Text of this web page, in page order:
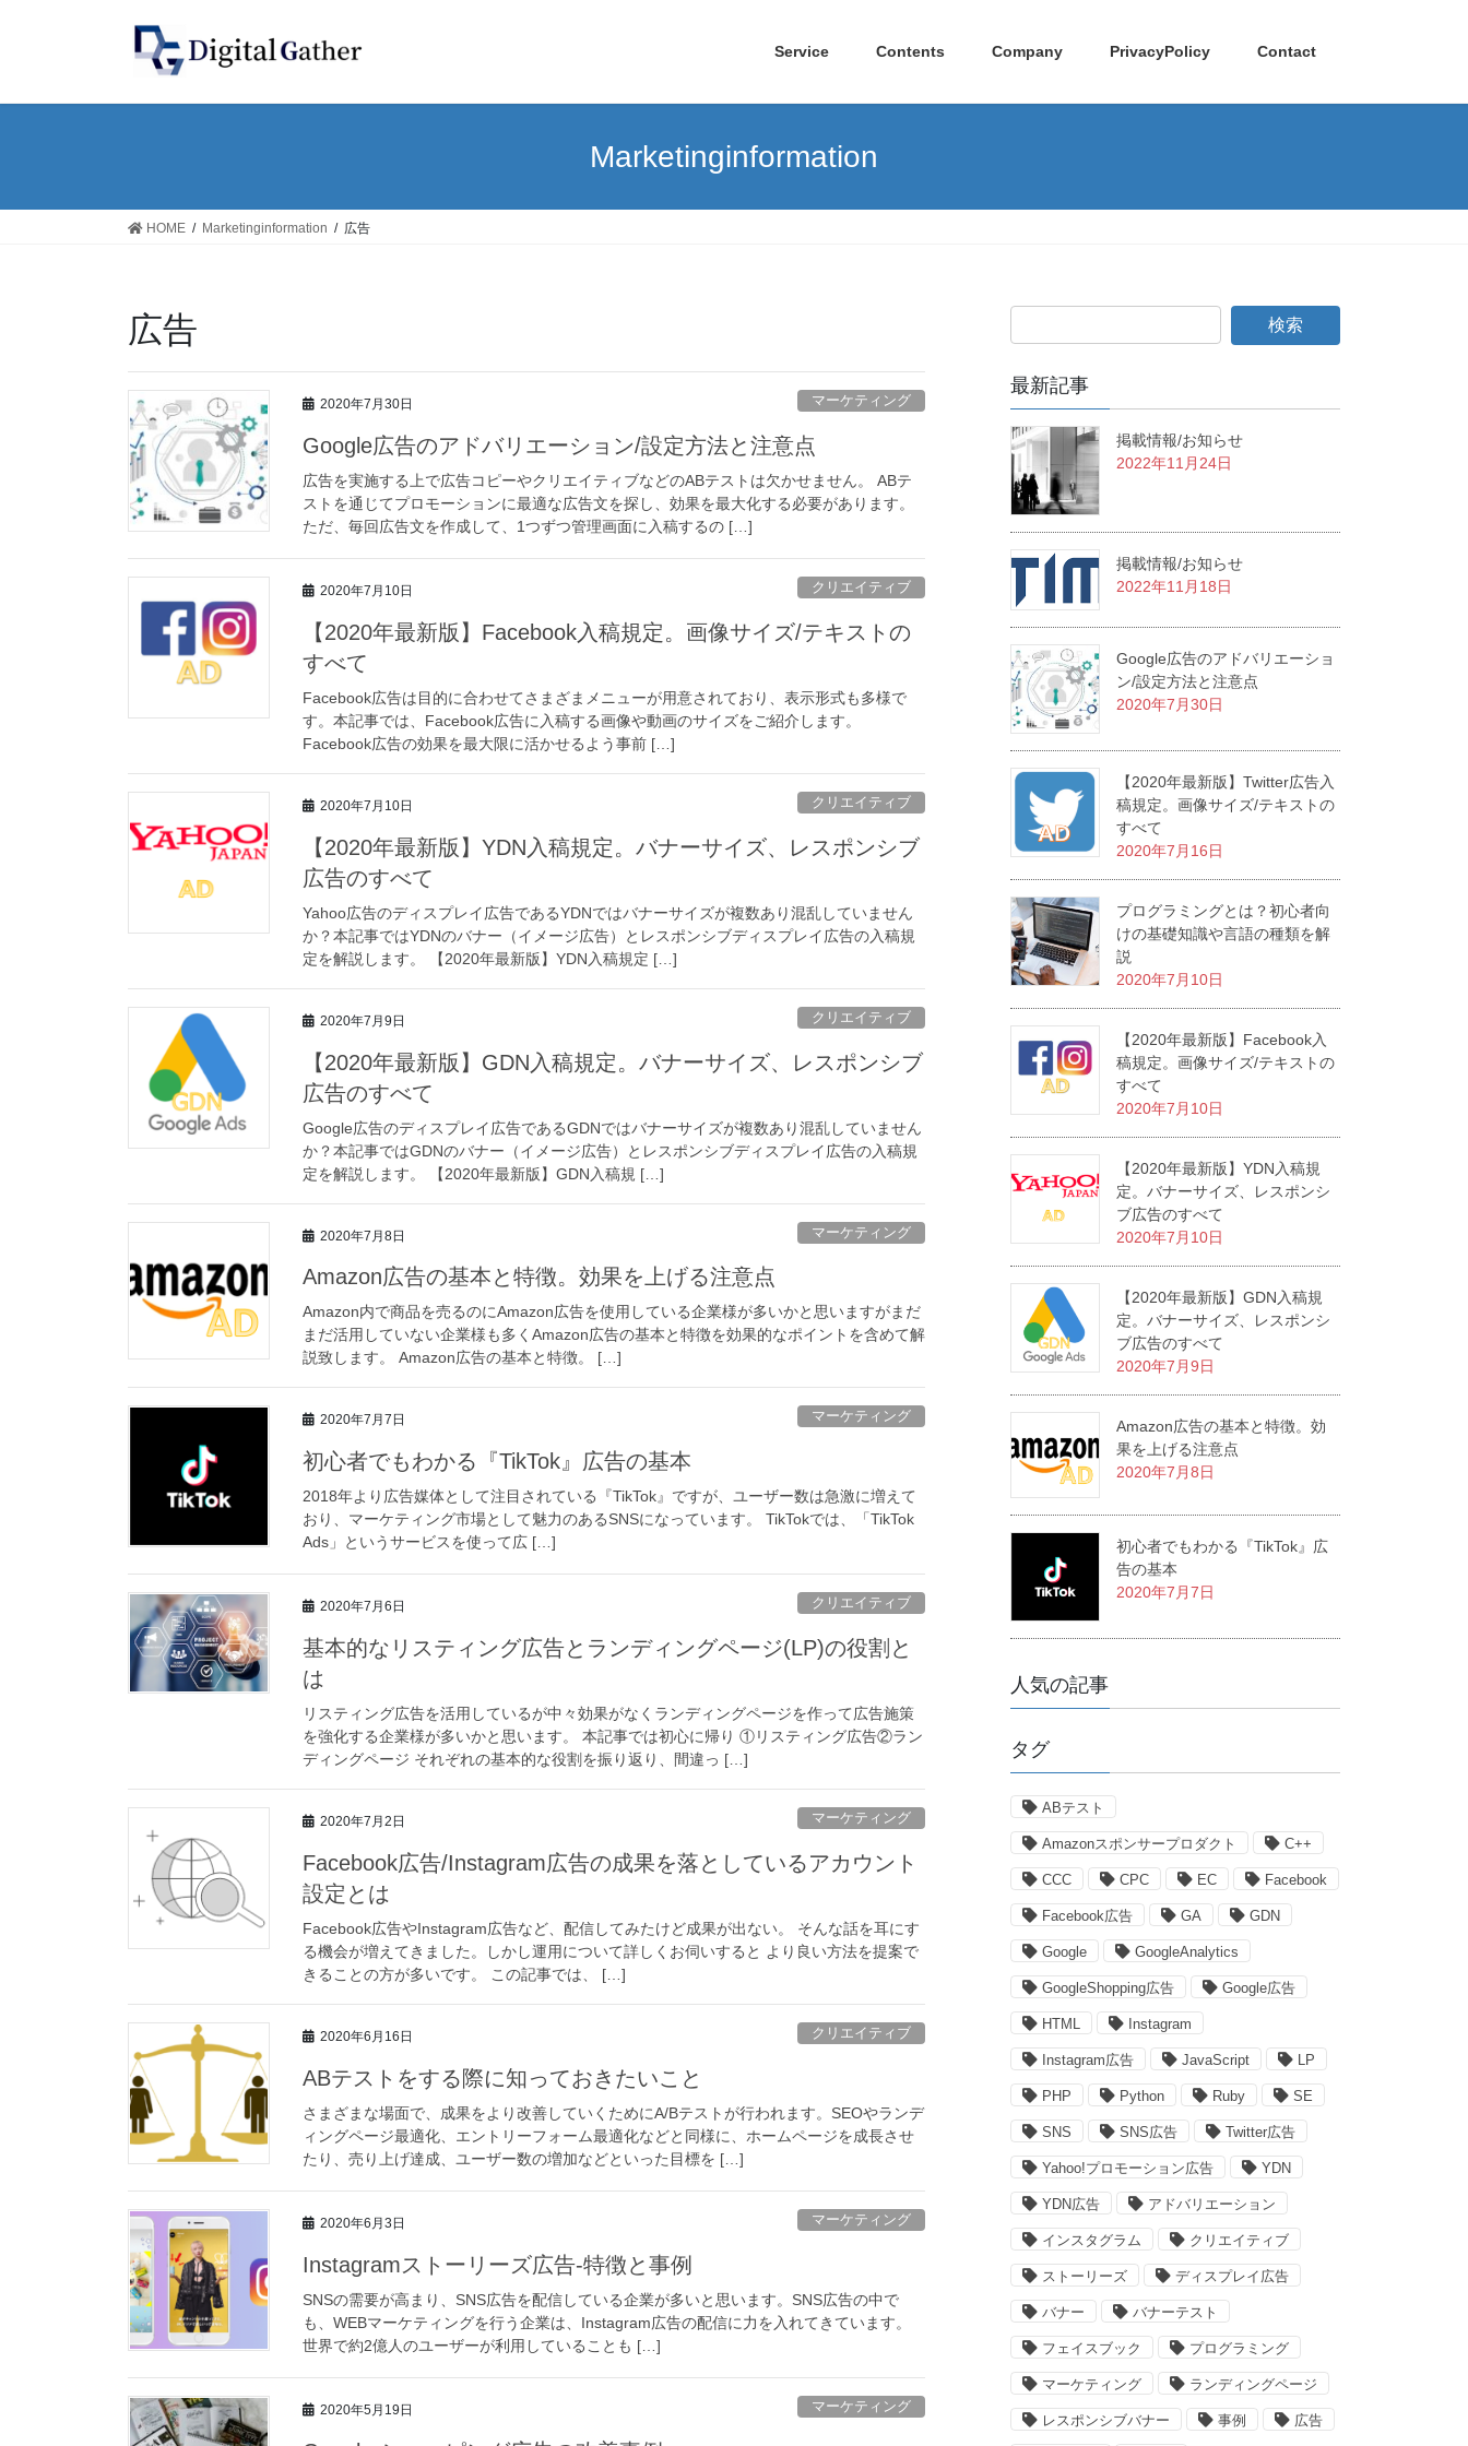
Service Contents Company PrivacyPolicy Contact
Marketinginformation
HOME Marketinginformation 広告
広告
2020年7月30日 マーケティング
Google広告のアドバリエーション/設定方法と注意点
広告を実施する上で広告コピーやクリエイティブなどのABテストは欠かせません。 ABテ
ストを通じてプロモーションに最適な広告文を探し、効果を最大化する必要があります。
ただ、毎回広告文を作成して、1つずつ管理画面に入稿するの […]
2020年7月10日 クリエイティブ
【2020年最新版】Facebook入稿規定。画像サイズ/テキストの
すべて
Facebook広告は目的に合わせてさまざまメニューが用意されており、表示形式も多様で
す。本記事では、Facebook広告に入稿する画像や動画のサイズをご紹介します。
Facebook広告の効果を最大限に活かせるよう事前 […]
2020年7月10日 クリエイティブ
【2020年最新版】YDN入稿規定。バナーサイズ、レスポンシブ
広告のすべて
Yahoo広告のディスプレイ広告であるYDNではバナーサイズが複数あり混乱していません
か？本記事ではYDNのバナー（イメージ広告）とレスポンシブディスプレイ広告の入稿規
定を解説します。 【2020年最新版】YDN入稿規定 […]
2020年7月9日 クリエイティブ
【2020年最新版】GDN入稿規定。バナーサイズ、レスポンシブ
広告のすべて
Google広告のディスプレイ広告であるGDNではバナーサイズが複数あり混乱していません
か？本記事ではGDNのバナー（イメージ広告）とレスポンシブディスプレイ広告の入稿規
定を解説します。 【2020年最新版】GDN入稿規 […]
2020年7月8日 マーケティング
Amazon広告の基本と特徴。効果を上げる注意点
Amazon内で商品を売るのにAmazon広告を使用している企業様が多いかと思いますがまだ
まだ活用していない企業様も多くAmazon広告の基本と特徴を効果的なポイントを含めて解
説致します。 Amazon広告の基本と特徴。 […]
2020年7月7日 マーケティング
初心者でもわかる『TikTok』広告の基本
2018年より広告媒体として注目されている『TikTok』ですが、ユーザー数は急激に増えて
おり、マーケティング市場として魅力のあるSNSになっています。 TikTokでは、「TikTok
Ads」というサービスを使って広 […]
2020年7月6日 クリエイティブ
基本的なリスティング広告とランディングページ(LP)の役割と
は
リスティング広告を活用しているが中々効果がなくランディングページを作って広告施策
を強化する企業様が多いかと思います。 本記事では初心に帰り ①リスティング広告②ラン
ディングページ それぞれの基本的な役割を振り返り、間違っ […]
2020年7月2日 マーケティング
Facebook広告/Instagram広告の成果を落としているアカウント
設定とは
Facebook広告やInstagram広告など、配信してみたけど成果が出ない。 そんな話を耳にす
る機会が増えてきました。しかし運用について詳しくお伺いすると より良い方法を提案で
きることの方が多いです。 この記事では、 […]
2020年6月16日 クリエイティブ
ABテストをする際に知っておきたいこと
さまざまな場面で、成果をより改善していくためにA/Bテストが行われます。SEOやランデ
ィングページ最適化、エントリーフォーム最適化などと同様に、ホームページを成長させ
たり、売り上げ達成、ユーザー数の増加などといった目標を […]
2020年6月3日 マーケティング
Instagramストーリーズ広告-特徴と事例
SNSの需要が高まり、SNS広告を配信している企業が多いと思います。SNS広告の中で
も、WEBマーケティングを行う企業は、Instagram広告の配信に力を入れてきています。
世界で約2億人のユーザーが利用していることも […]
2020年5月19日 マーケティング
最新記事
掲載情報/お知らせ
2022年11月24日
掲載情報/お知らせ
2022年11月18日
Google広告のアドバリエーショ
ン/設定方法と注意点
2020年7月30日
【2020年最新版】Twitter広告入
稿規定。画像サイズ/テキストの
すべて
2020年7月16日
プログラミングとは？初心者向
けの基礎知識や言語の種類を解
説
2020年7月10日
【2020年最新版】Facebook入
稿規定。画像サイズ/テキストの
すべて
2020年7月10日
【2020年最新版】YDN入稿規
定。バナーサイズ、レスポンシ
ブ広告のすべて
2020年7月10日
【2020年最新版】GDN入稿規
定。バナーサイズ、レスポンシ
ブ広告のすべて
2020年7月9日
Amazon広告の基本と特徴。効
果を上げる注意点
2020年7月8日
初心者でもわかる『TikTok』広
告の基本
2020年7月7日
人気の記事
タグ
ABテスト
Amazonスポンサープロダクト C++
CCC CPC EC Facebook
Facebook広告 GA GDN
Google GoogleAnalytics
GoogleShopping広告 Google広告
HTML Instagram
Instagram広告 JavaScript LP
PHP Python Ruby SE
SNS SNS広告 Twitter広告
Yahoo!プロモーション広告 YDN
YDN広告 アドバリエーション
インスタグラム クリエイティブ
ストーリーズ ディスプレイ広告
バナー バナーテスト
フェイスブック プログラミング
マーケティング ランディングページ
レスポンシブバナー 事例 広告